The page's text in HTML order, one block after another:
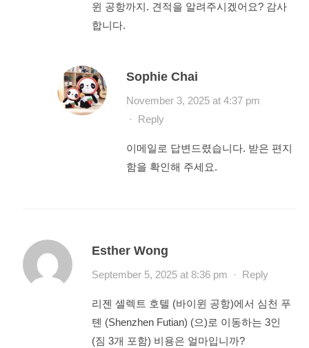
윈 공항까지. 견적을 알려주시겠어요? 감사
합니다.
Sophie Chai
November 3, 2025 at 4:37 pm
· Reply
이메일로 답변드렸습니다. 받은 편지
함을 확인해 주세요.
Esther Wong
September 5, 2025 at 8:36 pm · Reply
리젠 셀렉트 호텔 (바이윈 공항)에서 심천 푸
톈 (Shenzhen Futian) (으)로 이동하는 3인
(짐 3개 포함) 비용은 얼마입니까?